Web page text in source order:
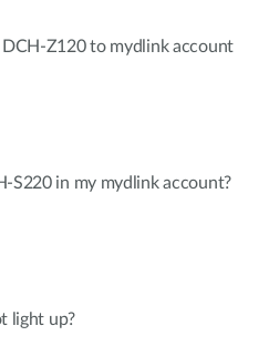
Z120 to mydlink account
S220 in my mydlink account?
light up?